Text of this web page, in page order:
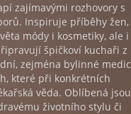
zajímavými rozhovory s
Inspiruje příběhy žen,
módy i kosmetiky, ale i
špičkoví kuchaři z
zejména bylinné
které při konkrétních
věda. Oblíbená
životního stylu či